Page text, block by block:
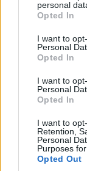
grant or deny
use your data
consent section.
personal
Opted In
I want to
Personal
Opted In
I want to
Personal
Opted In
I want to
Retention,
Personal
Purposes
Opted Out
ΕΠΙΧΕΙΡΉΣΕΙΣ
Όμιλος ΔΕΗ:
συμφωνία για
ΑΠΕ άνω
σε Πολωνία
Ουγγαρία